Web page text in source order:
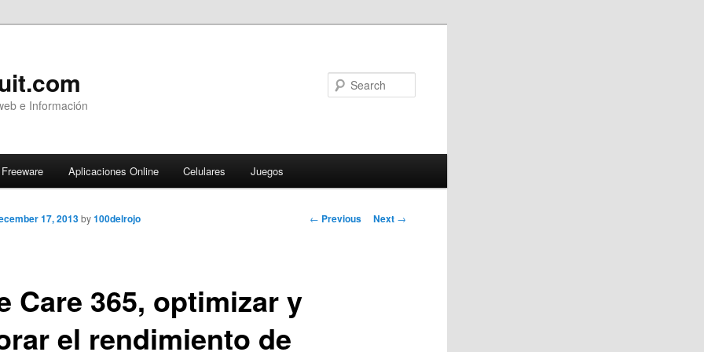
e Información
Freeware Aplicaciones Online Celulares Juegos
Post
← Previous Next →
Care 365, optimizar y
el rendimiento de
17, 2013 by100delrojo